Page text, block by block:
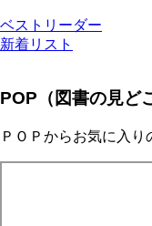
ベストリーダー
新着リスト
POP（図書の見ど
ＰＯＰからお気に入り